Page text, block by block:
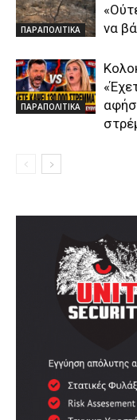
ΠΑΡΑΠΟΛΙΤΙΚΑ
να
ΠΑΡΑΠΟΛΙΤΙΚΑ